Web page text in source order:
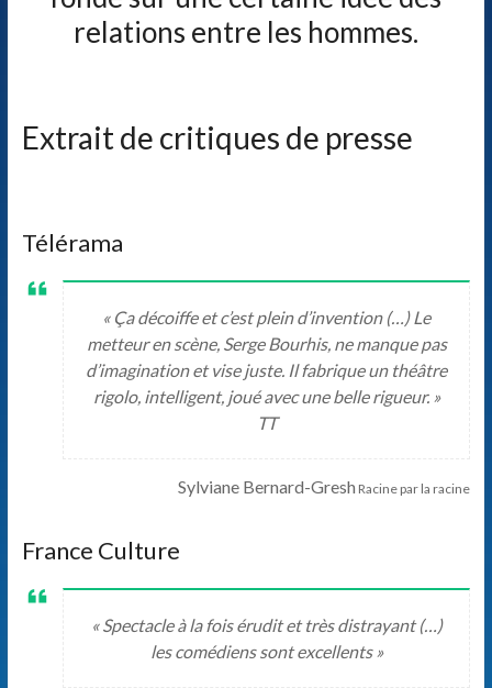
relations entre les hommes.
Extrait de critiques de presse
Télérama
« Ça décoiffe et c’est plein d’invention (…) Le
metteur en scène, Serge Bourhis, ne manque pas
d’imagination et vise juste. Il fabrique un théâtre
rigolo, intelligent, joué avec une belle rigueur. »
TT
Sylviane Bernard-Gresh Racine par la racine
France Culture
« Spectacle à la fois érudit et très distrayant (…)
les comédiens sont excellents »